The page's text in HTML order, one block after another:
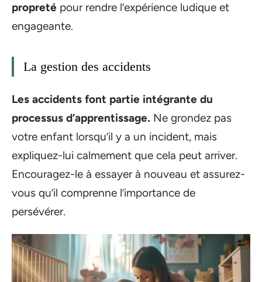
propreté pour rendre l’expérience ludique et
engageante.
La gestion des accidents
Les accidents font partie intégrante du
processus d’apprentissage. Ne grondez pas
votre enfant lorsqu’il y a un incident, mais
expliquez-lui calmement que cela peut arriver.
Encouragez-le à essayer à nouveau et assurez-
vous qu’il comprenne l’importance de
persévérer.